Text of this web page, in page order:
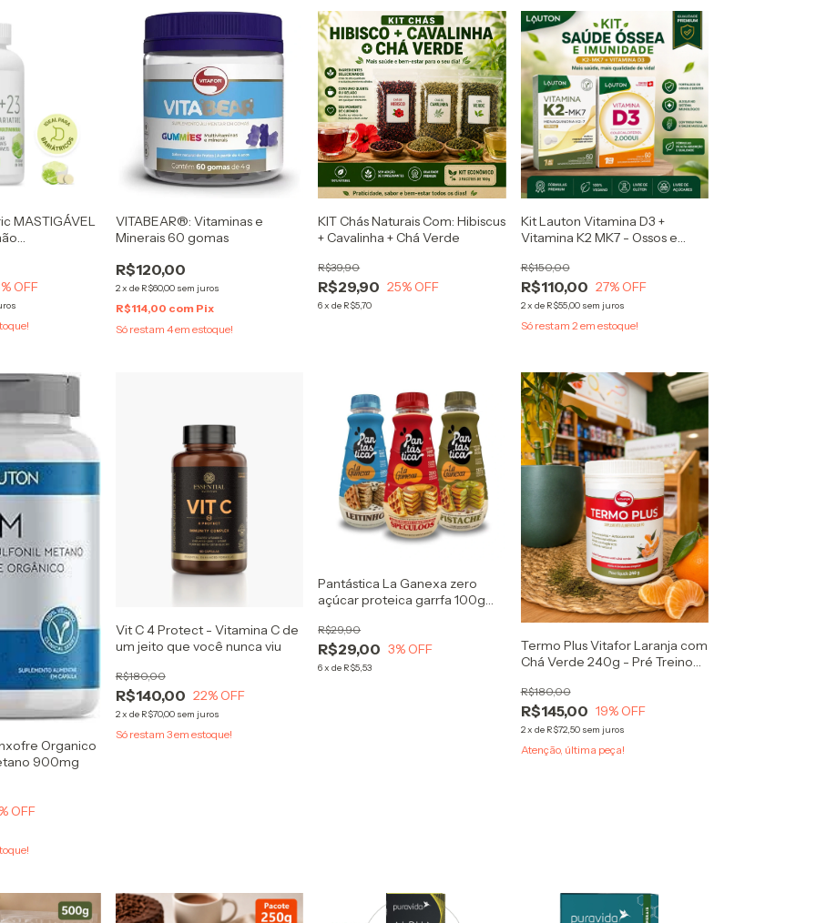
MASTIGÁVEL
% OFF
VITABEAR®: Vitaminas e
Minerais 60 gomas
R$120,00
2x de R$60,00 sem juros
R$114,00 com Pix
Só restam 4em estoque!
KIT Chás Naturais Com: Hibiscus
+ Cavalinha + Chá Verde
R$29,90
R$39,90
25% OFF
6xde R$5,70
Kit Lauton Vitamina D3 +
Vitamina K2 MK7 - Ossos e
R$110,00
R$150,00
27% OFF
2x de R$55,00 sem juros
Só restam 2 em estoque!
Organico
900mg
% OFF
Vit C 4 Protect - Vitamina C de
um jeito que você nunca viu
R$140,00
R$180,00
22% OFF
2x de R$70,00 sem juros
Só restam 3em estoque!
Pantástica La Ganexa zero
açúcar proteica garrfa 100g
waffles
R$29,00
R$29,90
3% OFF
6xde R$5,53
Termo Plus Vitafor Laranja com
Chá Verde 240g - Pré Treino
R$145,00
R$180,00
19% OFF
2x de R$72,50 sem juros
Atenção, última peça!